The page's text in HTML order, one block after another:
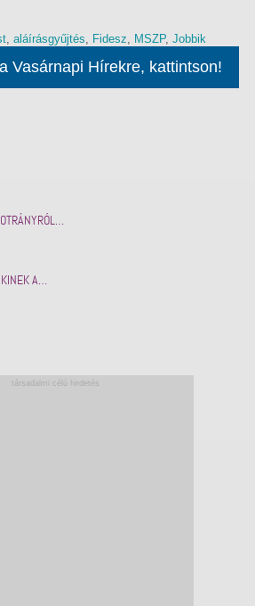
, aláírásgyűjtés, Fidesz, MSZP, Jobbik
Vasárnapi Hírekre, kattintson!
KINEK A…
társadalmi célú hirdetés